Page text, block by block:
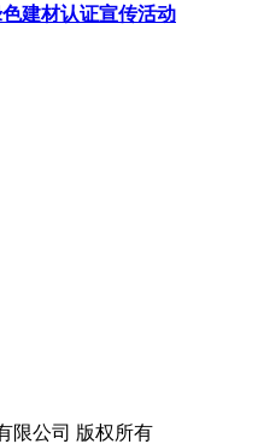
建材认证宣传活动
限公司 版权所有